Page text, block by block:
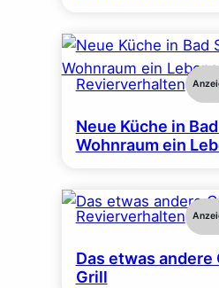
Revierverhalten
Neue Küche in
Wohnraum ein
Revierverhalten
Das etwas andere
Grill